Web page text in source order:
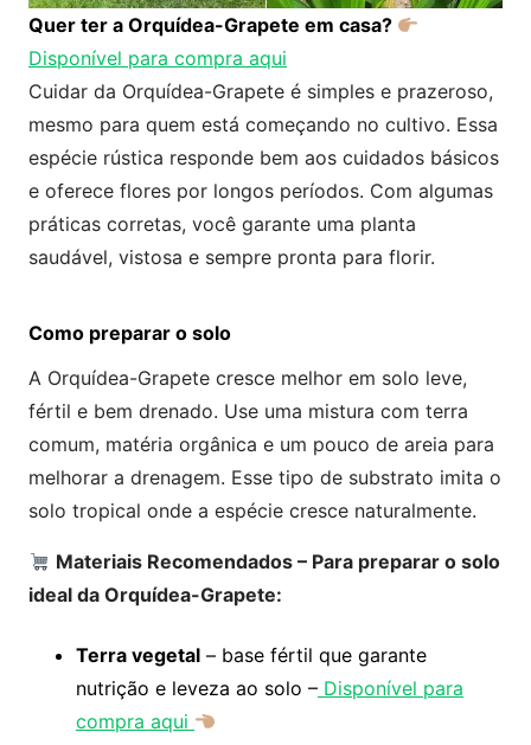
Quer ter a Orquídea-Grapete em casa?
Disponível para compra aqui
Cuidar da Orquídea-Grapete é simples e prazeroso,
mesmo para quem está começando no cultivo. Essa
espécie rústica responde bem aos cuidados básicos
e oferece flores por longos períodos. Com algumas
práticas corretas, você garante uma planta
saudável, vistosa e sempre pronta para florir.
Como preparar o solo
A Orquídea-Grapete cresce melhor em solo leve,
fértil e bem drenado. Use uma mistura com terra
comum, matéria orgânica e um pouco de areia para
melhorar a drenagem. Esse tipo de substrato imita o
solo tropical onde a espécie cresce naturalmente.
Materiais Recomendados – Para preparar o solo
ideal da Orquídea-Grapete:
Terra vegetal – base fértil que garante
nutrição e leveza ao solo – Disponível para
compra aqui